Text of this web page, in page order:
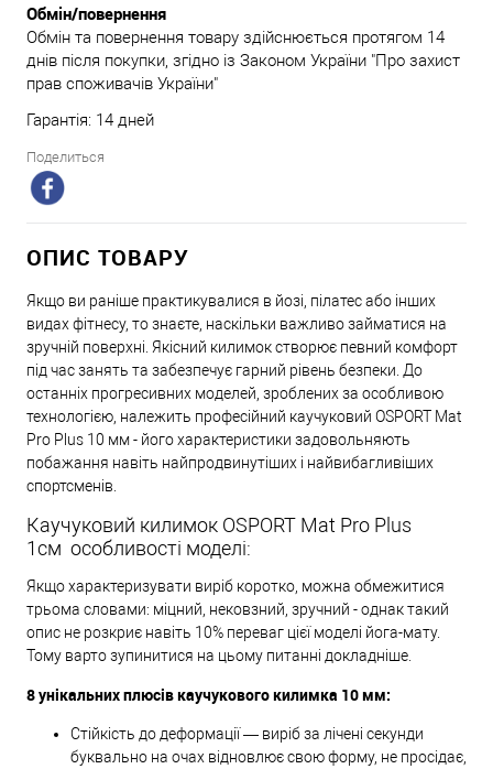
Обмін/повернення
Обмін та повернення товару здійснюється протягом 14
днів після покупки, згідно із Законом України "Про захист
прав споживачів України"
Гарантія: 14 дней
Поделиться
ОПИС ТОВАРУ
Якщо ви раніше практикувалися в йозі, пілатес або інших
видах фітнесу, то знаєте, наскільки важливо займатися на
зручній поверхні. Якісний килимок створює певний комфорт
під час занять та забезпечує гарний рівень безпеки. До
останніх прогресивних моделей, зроблених за особливою
технологією, належить професійний каучуковий OSPORT Mat
Pro Plus 10 мм - його характеристики задовольняють
побажання навіть найпродвинутіших і найвибагливіших
спортсменів.
Каучуковий килимок OSPORT Mat Pro Plus
1см особливості моделі:
Якщо характеризувати виріб коротко, можна обмежитися
трьома словами: міцний, нековзний, зручний - однак такий
опис не розкриє навіть 10% переваг цієї моделі йога-мату.
Тому варто зупинитися на цьому питанні докладніше.
8 унікальних плюсів каучукового килимка 10 мм:
Стійкість до деформації — виріб за лічені секунди
буквально на очах відновлює свою форму, не просідає,